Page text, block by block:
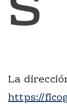
La
https://